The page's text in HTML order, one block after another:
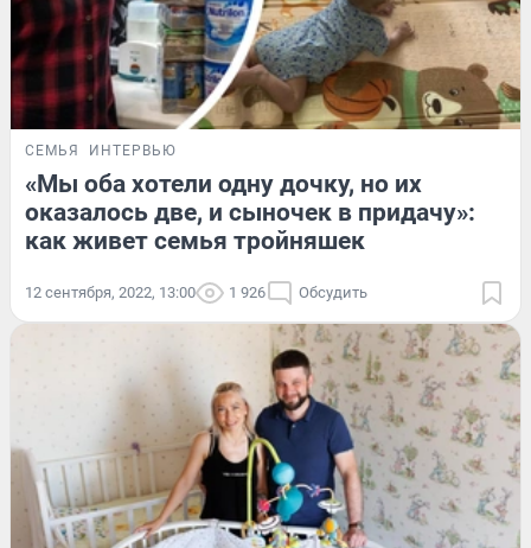
СЕМЬЯ ИНТЕРВЬЮ
«Мы оба хотели одну дочку, но их
оказалось две, и сыночек в придачу»:
как живет семья тройняшек
12 сентября, 2022, 13:00 1 926 Обсудить